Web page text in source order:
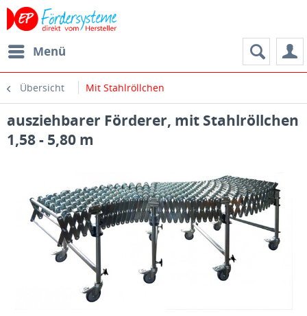
Menü
Übersicht Mit Stahlröllchen
ausziehbarer Förderer, mit Stahlröllchen
1,58 - 5,80 m